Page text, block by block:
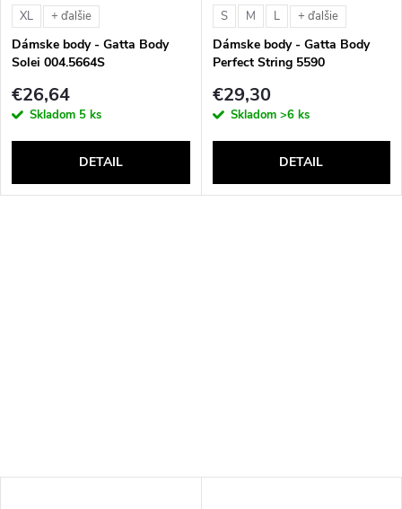
XL + ďalšie
Dámske body - Gatta Body
Solei 004.5664S
€26,64
Skladom 5 ks
DETAIL
S M L + ďalšie
Dámske body - Gatta Body
Perfect String 5590
€29,30
Skladom >6 ks
DETAIL